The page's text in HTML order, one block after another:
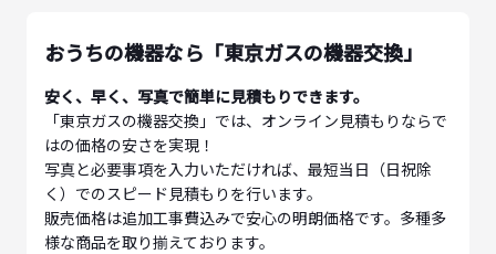
おうちの機器なら「東京ガスの機器交換」
安く、早く、写真で簡単に見積もりできます。
「東京ガスの機器交換」では、オンライン見積もりならで
はの価格の安さを実現！
写真と必要事項を入力いただければ、最短当日（日祝除
く）でのスピード見積もりを行います。
販売価格は追加工事費込みで安心の明朗価格です。多種多
様な商品を取り揃えております。